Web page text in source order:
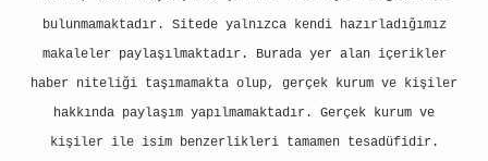
bulunmamaktadır. Sitede yalnızca kendi hazırladığımız
makaleler paylaşılmaktadır. Burada yer alan içerikler
haber niteliği taşımamakta olup, gerçek kurum ve kişiler
hakkında paylaşım yapılmamaktadır. Gerçek kurum ve
kişiler ile isim benzerlikleri tamamen tesadüfidir.